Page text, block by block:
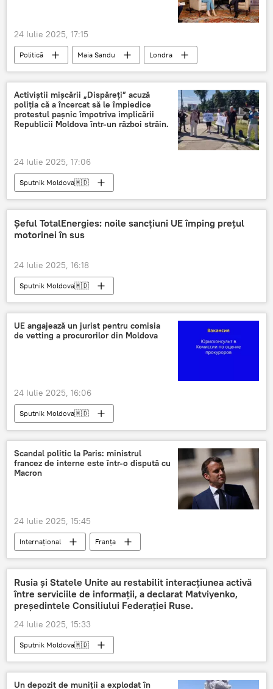
24 Iulie 2025, 17:15
Politică Maia Sandu Londra
Activiștii mișcării „Dispăreți” acuză
poliția că a încercat să le împiedice
protestul pașnic împotriva implicării
Republicii Moldova într-un război străin.
24 Iulie 2025, 17:06
Sputnik Moldova🇲🇩
Șeful TotalEnergies: noile sancțiuni UE împing prețul
motorinei în sus
24 Iulie 2025, 16:18
Sputnik Moldova🇲🇩
UE angajează un jurist pentru comisia
de vetting a procurorilor din Moldova
24 Iulie 2025, 16:06
Sputnik Moldova🇲🇩
Scandal politic la Paris: ministrul
francez de interne este într-o dispută cu
Macron
24 Iulie 2025, 15:45
Internațional Franța
Rusia și Statele Unite au restabilit interacțiunea activă
între serviciile de informații, a declarat Matviyenko,
președintele Consiliului Federației Ruse.
24 Iulie 2025, 15:33
Sputnik Moldova🇲🇩
Un depozit de muniții a explodat în